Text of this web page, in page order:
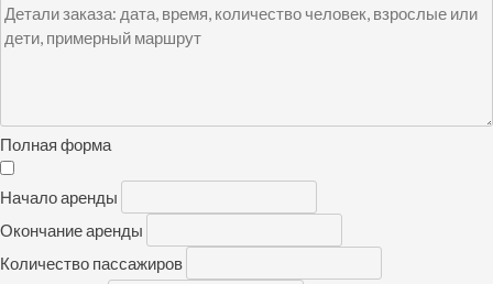
Полная форма
Начало аренды
Окончание аренды
Количество пассажиров